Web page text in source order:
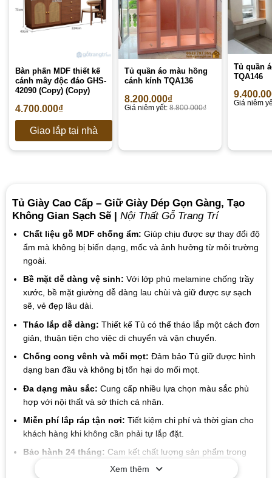
Bàn phấn MDF thiết kế
cánh mây độc đáo GHS-
42090 (Copy) (Copy)
4.700.000₫
Giao lắp tại nhà
Tủ quần áo màu hồng
cánh kính TQA136
8.200.000₫
Giá niêm yết: 8.800.000₫
Tủ quần
TQA146
Giá niêm
Tủ Giày Cao Cấp – Giữ Giày Dép Gọn Gàng, Tạo
Không Gian Sạch Sẽ | Nội Thất Gỗ Trang Trí
Chất liệu gỗ MDF chống ẩm: Giúp chịu được sự thay đổi độ
ẩm mà không bị biến dạng, mốc và ảnh hưởng từ môi trường
ngoài.
Bề mặt dễ dàng vệ sinh: Với lớp phủ melamine chống trầy
xước, bề mặt giường dễ dàng lau chùi và giữ được sự sạch
sẽ, vẻ đẹp lâu dài.
Tháo lắp dễ dàng: Thiết kế Tủ có thể tháo lắp một cách đơn
giản, thuận tiện cho việc di chuyển và vận chuyển.
Chống cong vênh và mối mọt: Đảm bảo Tủ giữ được hình
dạng ban đầu và không bị tổn hại do mối mọt.
Đa dạng màu sắc: Cung cấp nhiều lựa chọn màu sắc phù
hợp với nội thất và sở thích cá nhân.
Miễn phí lắp ráp tận nơi: Tiết kiệm chi phí và thời gian cho
khách hàng khi không cần phải tự lắp đặt.
Bảo hành 24 tháng: Cam kết chất lượng sản phẩm trong
thời gian dài, mang đến sự yên tâm cho người sử dụng.
Xem thêm